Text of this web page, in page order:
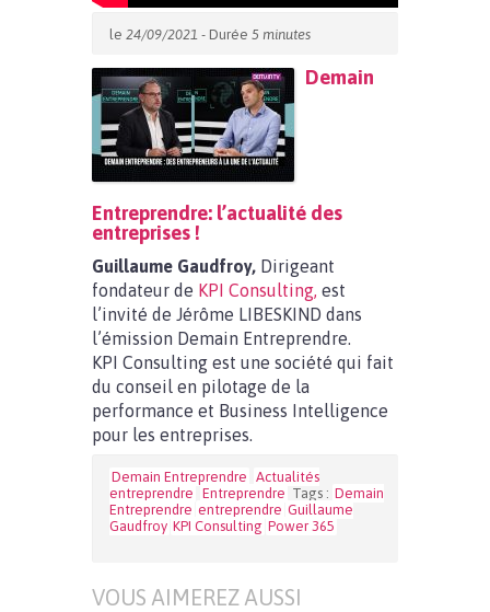
le 24/09/2021 - Durée 5 minutes
Demain
Entreprendre: l’actualité des
entreprises !
Guillaume Gaudfroy, Dirigeant
fondateur de KPI Consulting, est
l’invité de Jérôme LIBESKIND dans
l’émission Demain Entreprendre.
KPI Consulting est une société qui fait
du conseil en pilotage de la
performance et Business Intelligence
pour les entreprises.
Demain Entreprendre Actualités
entreprendre Entreprendre Tags : Demain
Entreprendre entreprendre Guillaume
Gaudfroy KPI Consulting Power 365
VOUS AIMEREZ AUSSI